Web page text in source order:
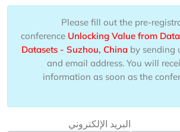
Please fill out the pre-
conference Unlocking Value from
Datasets - Suzhou, China by sending
and email address. You will
information as soon as the
البريد الإلكتروني